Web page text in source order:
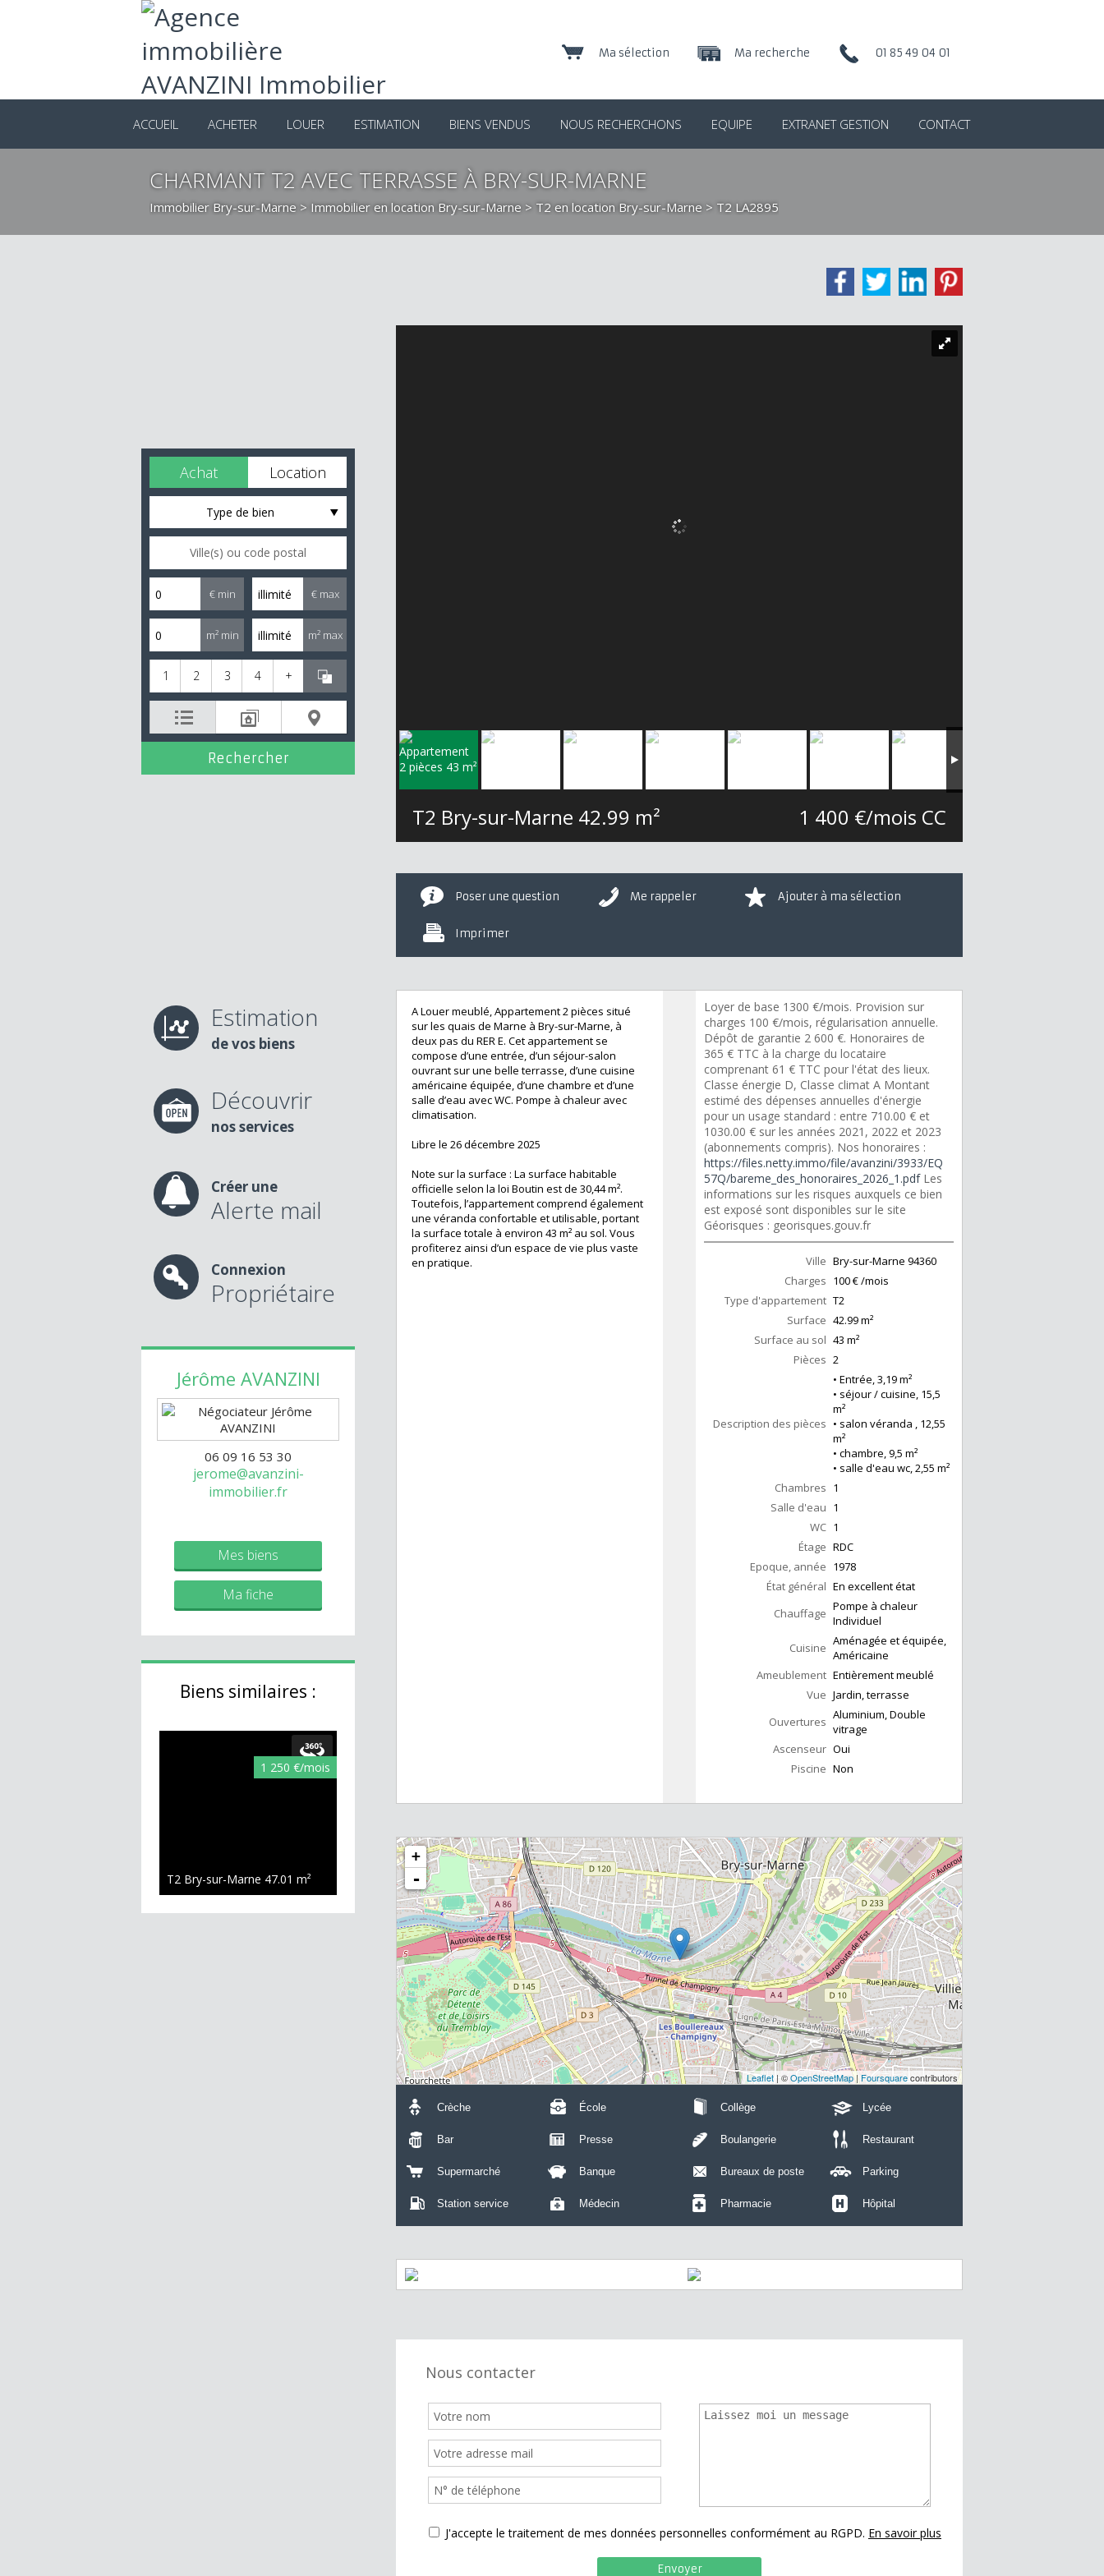
01 85 49 04 01
Ma recherche
Ma sélection
ACCUEIL ACHETER LOUER ESTIMATION BIENS VENDUS NOUS RECHERCHONS EQUIPE EXTRANET GESTION CONTACT
CHARMANT T2 AVEC TERRASSE À BRY-SUR-MARNE
Immobilier Bry-sur-Marne > Immobilier en location Bry-sur-Marne > T2 en location Bry-sur-Marne > T2 LA2895
Achat Location
Type de bien
€ min € max
m² min m² max
1 2 3 4 +
Estimation
de vos biens
Découvrir
nos services
Créer une
Alerte mail
Connexion
Propriétaire
Jérôme AVANZINI
06 09 16 53 30
jerome@avanzini-
immobilier.fr
Mes biens
Ma fiche
Biens similaires :
1 250 €/mois
T2 Bry-sur-Marne 47.01 m²
T2 Bry-sur-Marne 42.99 m² 1 400 €/mois CC
Poser une question Me rappeler Ajouter à ma sélection
Imprimer
A Louer meublé, Appartement 2 pièces situé
sur les quais de Marne à Bry-sur-Marne, à
deux pas du RER E. Cet appartement se
compose d’une entrée, d’un séjour-salon
ouvrant sur une belle terrasse, d’une cuisine
américaine équipée, d’une chambre et d’une
salle d’eau avec WC. Pompe à chaleur avec
climatisation.
Libre le 26 décembre 2025
Note sur la surface : La surface habitable
officielle selon la loi Boutin est de 30,44 m².
Toutefois, l’appartement comprend également
une véranda confortable et utilisable, portant
la surface totale à environ 43 m² au sol. Vous
profiterez ainsi d’un espace de vie plus vaste
en pratique.
Loyer de base 1300 €/mois. Provision sur
charges 100 €/mois, régularisation annuelle.
Dépôt de garantie 2 600 €. Honoraires de
365 € TTC à la charge du locataire
comprenant 61 € TTC pour l'état des lieux.
Classe énergie D, Classe climat A Montant
estimé des dépenses annuelles d'énergie
pour un usage standard : entre 710.00 € et
1030.00 € sur les années 2021, 2022 et 2023
(abonnements compris). Nos honoraires :
https://files.netty.immo/file/avanzini/3933/EQ
57Q/bareme_des_honoraires_2026_1.pdfLes
informations sur les risques auxquels ce bien
est exposé sont disponibles sur le site
Géorisques : georisques.gouv.fr
Ville Bry-sur-Marne 94360
Charges 100 € /mois
Type d'appartement T2
Surface 42.99m²
Surface au sol 43 m²
Pièces 2
Description des pièces
• Entrée, 3,19 m²
• séjour / cuisine, 15,5
m²
• salon véranda , 12,55
m²
• chambre, 9,5 m²
• salle d'eau wc, 2,55 m²
Chambres 1
Salle d'eau 1
WC 1
Étage RDC
Epoque, année 1978
État général En excellent état
Chauffage Pompe à chaleur
Individuel
Cuisine Aménagée et équipée,
Américaine
Ameublement Entièrement meublé
Vue Jardin, terrasse
Ouvertures Aluminium, Double
vitrage
Ascenseur Oui
Piscine Non
+
-
Leaflet | ©OpenStreetMap|Foursquarecontributors
Crèche École Collège Lycée
Bar Presse Boulangerie Restaurant
Supermarché Banque Bureaux de poste Parking
Station service Médecin Pharmacie Hôpital
Nous contacter
J'accepte le traitement de mes données personnelles conformément au RGPD. En savoir plus